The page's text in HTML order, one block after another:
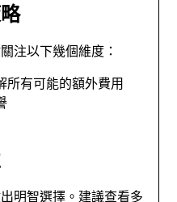
注以下幾個維度：
所有可能的額外費用
明智選擇。建議查看多